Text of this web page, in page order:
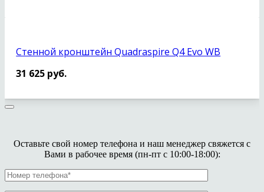
Стенной кронштейн Quadraspire Q4 Evo WB
31 625 руб.
Оставьте свой номер телефона и наш менеджер свяжется с
Вами в рабочее время (пн-пт с 10:00-18:00):